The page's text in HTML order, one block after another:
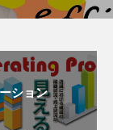
ション